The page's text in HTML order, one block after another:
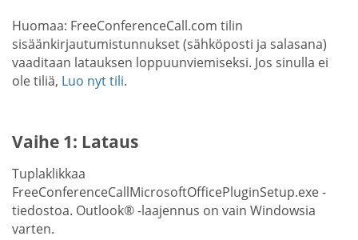
Huomaa: FreeConferenceCall.com tilin
sisäänkirjautumistunnukset (sähköposti ja salasana)
vaaditaan latauksen loppuunviemiseksi. Jos sinulla ei
ole tiliä, Luo nyt tili.
Vaihe 1: Lataus
Tuplaklikkaa
FreeConferenceCallMicrosoftOfficePluginSetup.exe -
tiedostoa. Outlook® -laajennus on vain Windowsia
varten.